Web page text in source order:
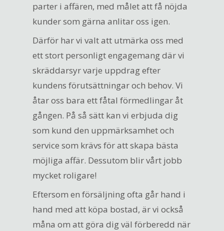
parter i affären, med målet att få nöjda
kunder som gärna anlitar oss igen.
Därför har vi valt att utmärka oss med
ett stort personligt engagemang där vi
skräddarsyr varje uppdrag efter
kundens förutsättningar och behov. Vi
åtar oss bara ett fåtal förmedlingar åt
gången. På så sätt kan vi erbjuda dig
som kund den uppmärksamhet och
service som krävs för att skapa bästa
möjliga affär. Dessutom blir vårt jobb
mycket roligare!
Eftersom en försäljning ofta går hand i
hand med att köpa bostad, är vi också
måna om att göra dig väl förberedd när